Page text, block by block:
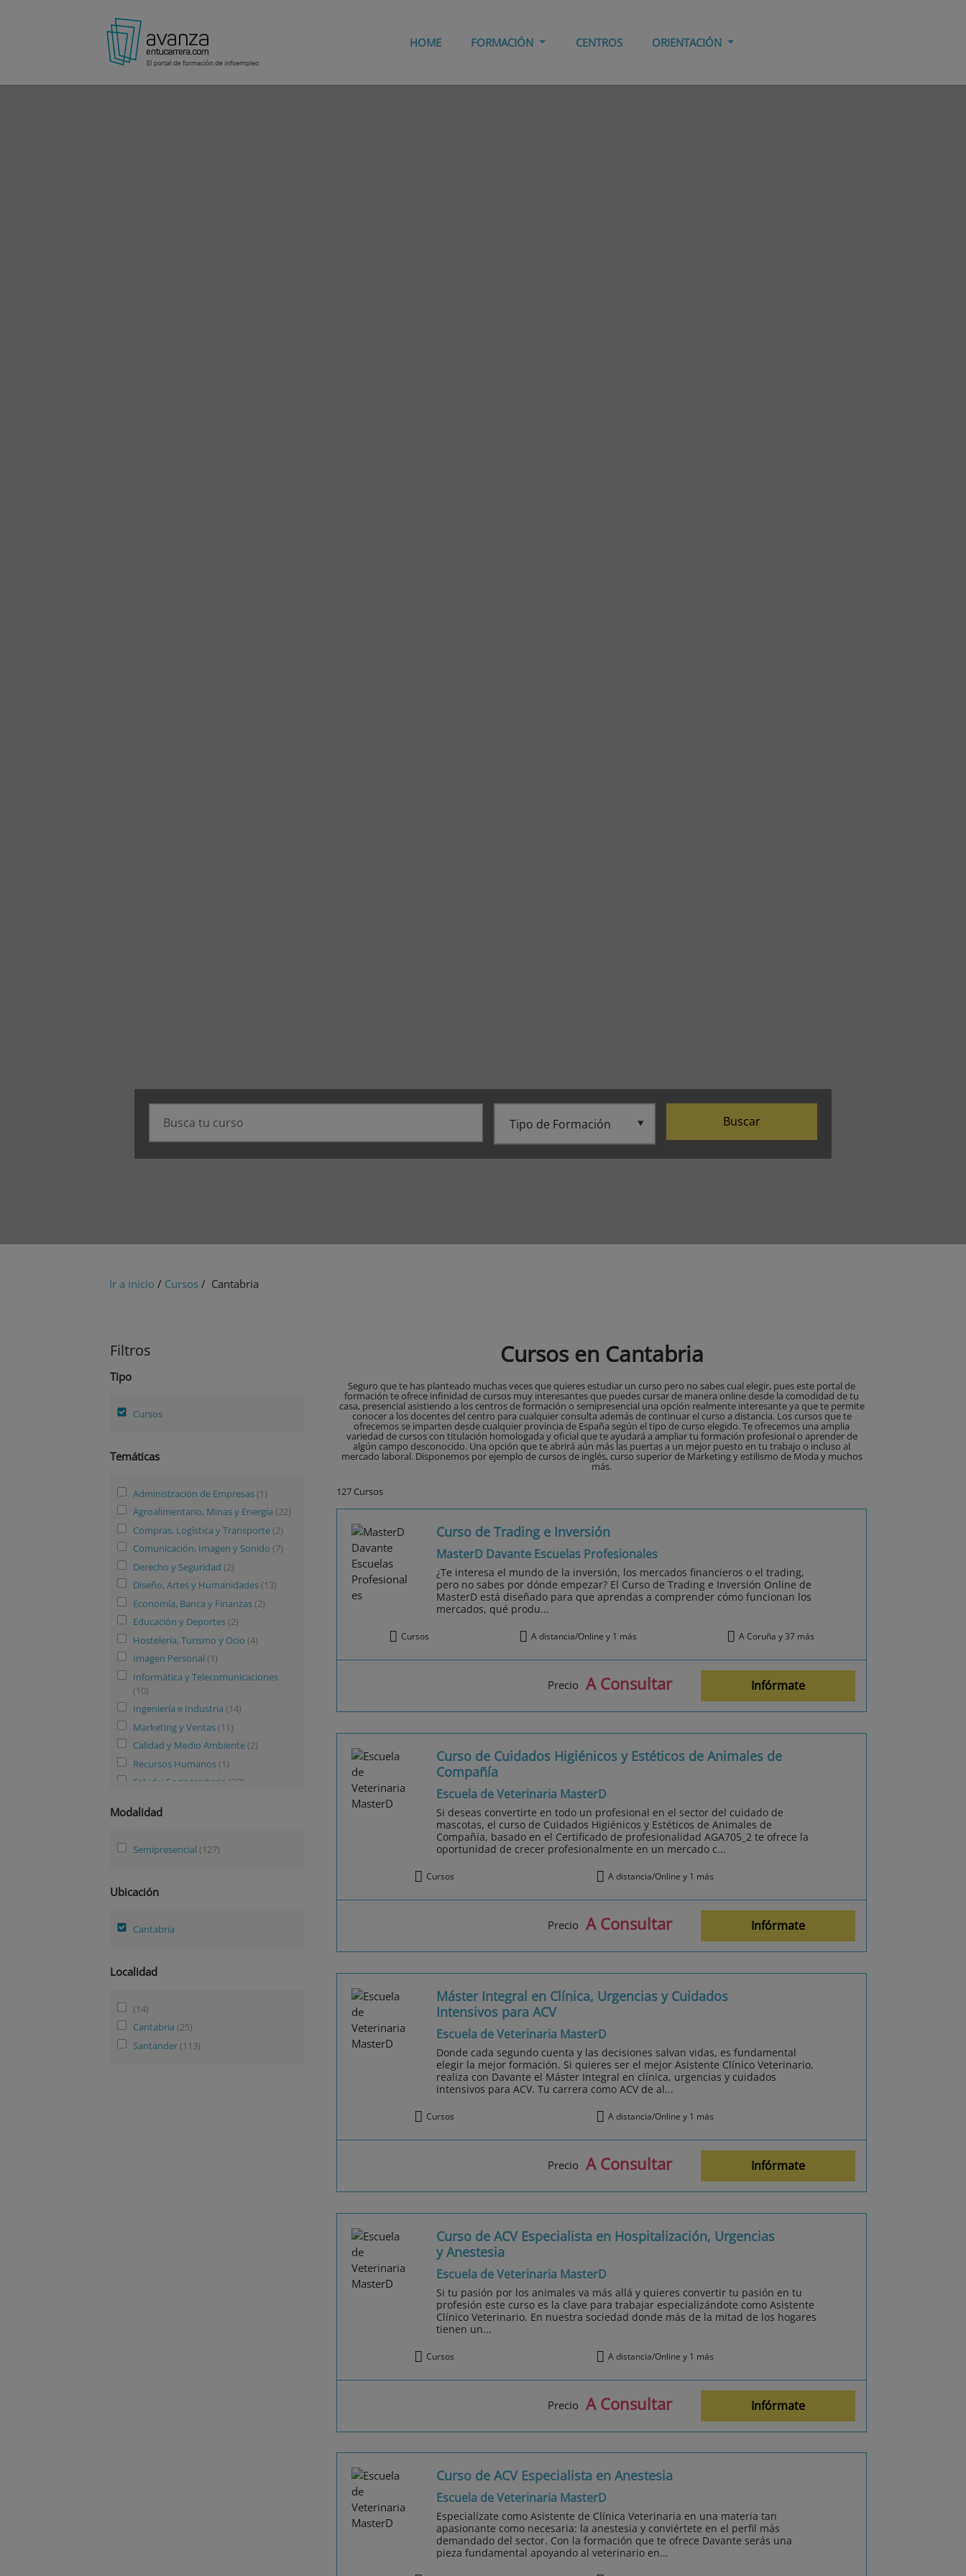
HOME FORMACIÓN CENTROS ORIENTACIÓN
Buscar
Ir a inicio / Cursos / Cantabria
Filtros
Tipo
Cursos
Temáticas
Administración de Empresas (1)
Agroalimentario, Minas y Energía (22)
Compras, Logística y Transporte (2)
Comunicación, Imagen y Sonido (7)
Derecho y Seguridad (2)
Diseño, Artes y Humanidades (13)
Economía, Banca y Finanzas (2)
Educación y Deportes (2)
Hostelería, Turismo y Ocio (4)
Imagen Personal (1)
Informática y Telecomunicaciones
(10)
Ingeniería e Industria (14)
Marketing y Ventas (11)
Calidad y Medio Ambiente (2)
Recursos Humanos (1)
Salud y Sociosanitario (33)
Modalidad
Semipresencial (127)
Ubicación
Cantabria
Localidad
(14)
Cantabria (25)
Santander (113)
Cursos en Cantabria
Seguro que te has planteado muchas veces que quieres estudiar un curso pero no sabes cual elegir, pues este portal de
formación te ofrece infinidad de cursos muy interesantes que puedes cursar de manera online desde la comodidad de tu
casa, presencial asistiendo a los centros de formación o semipresencial una opción realmente interesante ya que te permite
conocer a los docentes del centro para cualquier consulta además de continuar el curso a distancia. Los cursos que te
ofrecemos se imparten desde cualquier provincia de España según el tipo de curso elegido. Te ofrecemos una amplia
variedad de cursos con titulación homologada y oficial que te ayudará a ampliar tu formación profesional o aprender de
algún campo desconocido. Una opción que te abrirá aún más las puertas a un mejor puesto en tu trabajo o incluso al
mercado laboral. Disponemos por ejemplo de cursos de inglés, curso superior de Marketing y estilismo de Moda y muchos
más.
127 Cursos
Curso de Trading e Inversión
MasterD Davante Escuelas Profesionales
¿Te interesa el mundo de la inversión, los mercados financieros o el trading,
pero no sabes por dónde empezar? El Curso de Trading e Inversión Online de
MasterD está diseñado para que aprendas a comprender cómo funcionan los
mercados, qué produ...
Cursos A distancia/Online y 1 más A Coruña y 37 más
Precio A Consultar Infórmate
Curso de Cuidados Higiénicos y Estéticos de Animales de
Compañía
Escuela de Veterinaria MasterD
Si deseas convertirte en todo un profesional en el sector del cuidado de
mascotas, el curso de Cuidados Higiénicos y Estéticos de Animales de
Compañía, basado en el Certificado de profesionalidad AGA705_2 te ofrece la
oportunidad de crecer profesionalmente en un mercado c...
Cursos A distancia/Online y 1 más
Precio A Consultar Infórmate
Máster Integral en Clínica, Urgencias y Cuidados
Intensivos para ACV
Escuela de Veterinaria MasterD
Donde cada segundo cuenta y las decisiones salvan vidas, es fundamental
elegir la mejor formación. Si quieres ser el mejor Asistente Clínico Veterinario,
realiza con Davante el Máster Integral en clínica, urgencias y cuidados
intensivos para ACV. Tu carrera como ACV de al...
Cursos A distancia/Online y 1 más
Precio A Consultar Infórmate
Curso de ACV Especialista en Hospitalización, Urgencias
y Anestesia
Escuela de Veterinaria MasterD
Si tu pasión por los animales va más allá y quieres convertir tu pasión en tu
profesión este curso es la clave para trabajar especializándote como Asistente
Clínico Veterinario. En nuestra sociedad donde más de la mitad de los hogares
tienen un...
Cursos A distancia/Online y 1 más
Precio A Consultar Infórmate
Curso de ACV Especialista en Anestesia
Escuela de Veterinaria MasterD
Especialízate como Asistente de Clínica Veterinaria en una materia tan
apasionante como necesaria: la anestesia y conviértete en el perfil más
demandado del sector. Con la formación que te ofrece Davante serás una
pieza fundamental apoyando al veterinario en...